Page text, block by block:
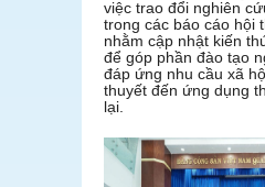
việc trao đổi nghiên
trong các báo cáo hội
nhằm cập nhật kiến
để góp phần đào tạo
đáp ứng nhu cầu xã
thuyết đến ứng dụng
lại.